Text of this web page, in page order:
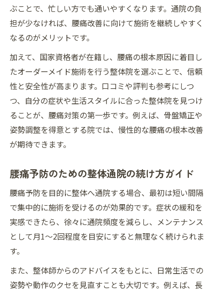
ぶことで、忙しい方でも通いやすくなります。通院の負
担が少なければ、腰痛改善に向けて施術を継続しやすく
なるのがメリットです。
加えて、国家資格者が在籍し、腰痛の根本原因に着目し
たオーダーメイド施術を行う整体院を選ぶことで、信頼
性と安全性が高まります。口コミや評判も参考にしつ
つ、自分の症状や生活スタイルに合った整体院を見つけ
ることが、腰痛対策の第一歩です。例えば、骨盤矯正や
姿勢調整を得意とする院では、慢性的な腰痛の根本改善
が期待できます。
腰痛予防のための整体通院の続け方ガイド
腰痛予防を目的に整体へ通院する場合、最初は短い間隔
で集中的に施術を受けるのが効果的です。症状の緩和を
実感できたら、徐々に通院頻度を減らし、メンテナンス
として月1〜2回程度を目安にすると無理なく続けられま
す。
また、整体師からのアドバイスをもとに、日常生活での
姿勢や動作のクセを見直すことも大切です。例えば、長